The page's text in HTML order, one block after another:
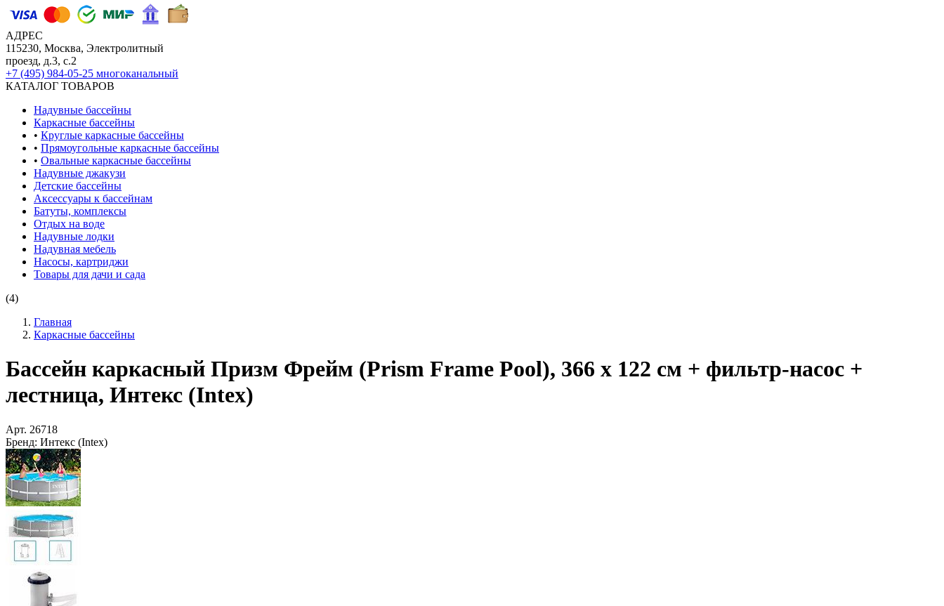
АДРЕС
115230, Москва, Электролитный
проезд, д.3, с.2
+7 (495) 984-05-25 многоканальный
КАТАЛОГ ТОВАРОВ
Надувные бассейны
Каркасные бассейны
• Круглые каркасные бассейны
• Прямоугольные каркасные бассейны
• Овальные каркасные бассейны
Надувные джакузи
Детские бассейны
Аксессуары к бассейнам
Батуты, комплексы
Отдых на воде
Надувные лодки
Надувная мебель
Насосы, картриджи
Товары для дачи и сада
(4)
Главная
Каркасные бассейны
Бассейн каркасный Призм Фрейм (Prism Frame Pool), 366 х 122 см + фильтр-насос +
лестница, Интекс (Intex)
Арт. 26718
Бренд: Интекс (Intex)